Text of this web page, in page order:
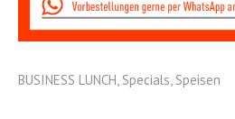
BUSINESS LUNCH, Specials, Speisen